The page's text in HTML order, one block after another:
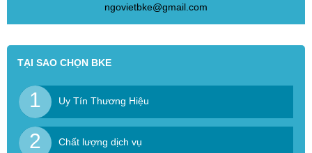
ngovietbke@gmail.com
TẠI SAO CHỌN BKE
1 Uy Tín Thương Hiệu
2 Chất lượng dịch vụ